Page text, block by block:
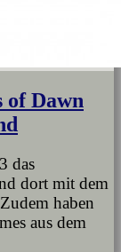
of Dawn
das
dort mit dem
haben
aus dem